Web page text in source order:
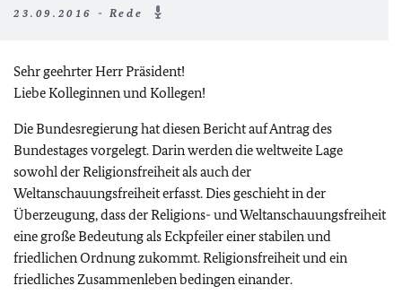
23.09.2016 - Rede
Sehr geehrter Herr Präsident!
Liebe Kolleginnen und Kollegen!
Die Bundesregierung hat diesen Bericht auf Antrag des
Bundestages vorgelegt. Darin werden die weltweite Lage
sowohl der Religionsfreiheit als auch der
Weltanschauungsfreiheit erfasst. Dies geschieht in der
Überzeugung, dass der Religions- und Weltanschauungsfreiheit
eine große Bedeutung als Eckpfeiler einer stabilen und
friedlichen Ordnung zukommt. Religionsfreiheit und ein
friedliches Zusammenleben bedingen einander.